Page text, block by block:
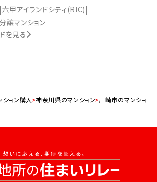
六甲アイランドシティ(RIC)
譲マンション
を見る
ション購入 神奈川県のマンション 川崎市のマンション